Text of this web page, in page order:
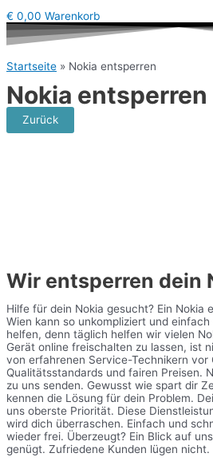
€ 0,00 Warenkorb
Startseite » Nokia entsperren
Nokia entsperren
Zurück
Wir entsperren dein
Hilfe für dein Nokia gesucht? Ein Nokia
Wien kann so unkompliziert und
helfen, denn täglich helfen wir vielen
Gerät online freischalten zu lassen, ist
von erfahrenen Service-Technikern vor
Qualitätsstandards und fairen Preisen.
zu uns senden. Gewusst wie spart dir
kennen die Lösung für dein Problem.
uns oberste Priorität. Diese
wird dich überraschen. Einfach und
wieder frei. Überzeugt? Ein Blick auf
genügt. Zufriedene Kunden lügen nicht.